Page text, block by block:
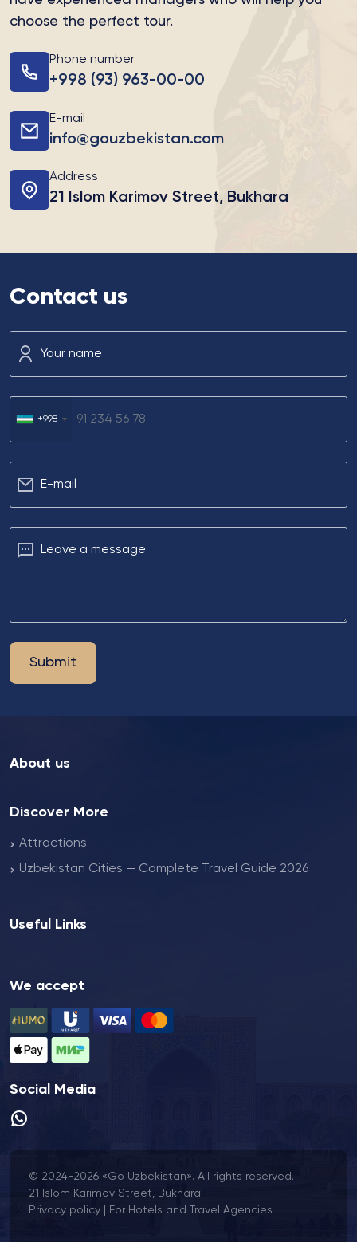
choose the perfect tour.
Phone number
+998 (93) 963-00-00
E-mail
info@gouzbekistan.com
Address
21 Islom Karimov Street, Bukhara
Contact us
Your name
+998
Е-mail
Leave a message
Submit
About us
Discover More
Attractions
Uzbekistan Cities — Complete Travel Guide 2026
Useful Links
We accept
Social Media
© 2024-2026 «Go Uzbekistan». All rights reserved.
21 Islom Karimov Street, Bukhara
Privacy policy
For Hotels and Travel Agencies